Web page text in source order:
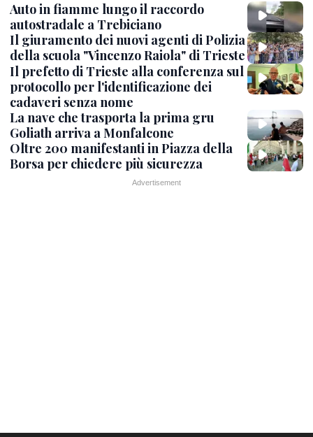
Auto in fiamme lungo il raccordo
autostradale a Trebiciano
Il giuramento dei nuovi agenti di Polizia
della scuola "Vincenzo Raiola" di Trieste
Il prefetto di Trieste alla conferenza sul
protocollo per l'identificazione dei
cadaveri senza nome
La nave che trasporta la prima gru
Goliath arriva a Monfalcone
Oltre 200 manifestanti in Piazza della
Borsa per chiedere più sicurezza